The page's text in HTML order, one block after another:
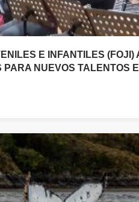
E INFANTILES (FOJI)
PARA NUEVOS TALENTOS